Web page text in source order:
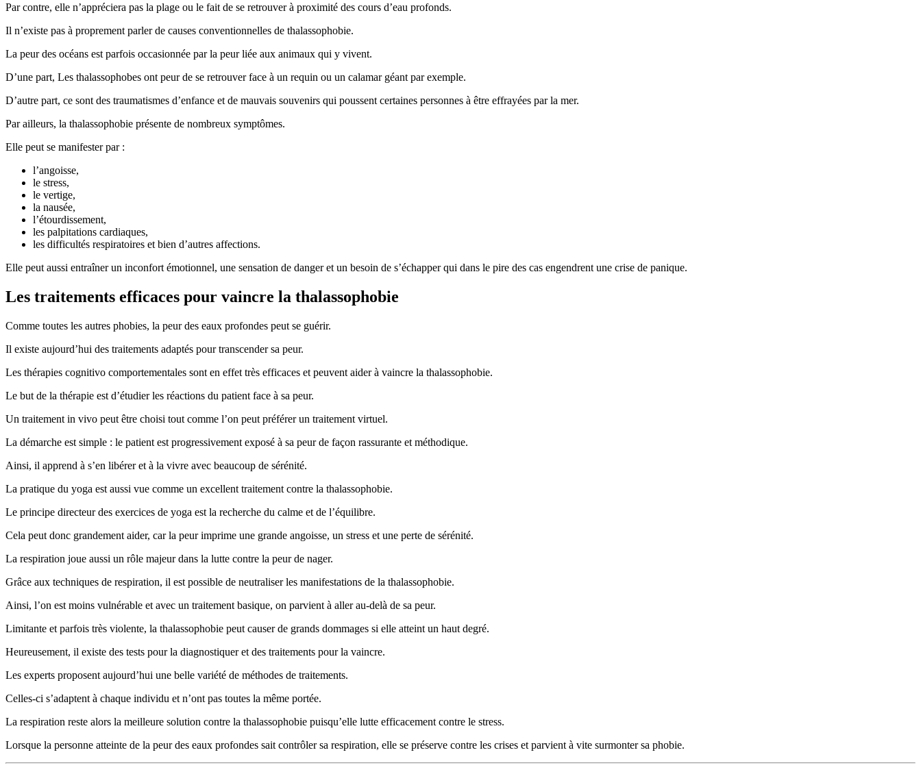
Par contre, elle n’appréciera pas la plage ou le fait de se retrouver à proximité des cours d’eau profonds.
Il n’existe pas à proprement parler de causes conventionnelles de thalassophobie.
La peur des océans est parfois occasionnée par la peur liée aux animaux qui y vivent.
D’une part, Les thalassophobes ont peur de se retrouver face à un requin ou un calamar géant par exemple.
D’autre part, ce sont des traumatismes d’enfance et de mauvais souvenirs qui poussent certaines personnes à être effrayées par la mer.
Par ailleurs, la thalassophobie présente de nombreux symptômes.
Elle peut se manifester par :
l’angoisse,
le stress,
le vertige,
la nausée,
l’étourdissement,
les palpitations cardiaques,
les difficultés respiratoires et bien d’autres affections.
Elle peut aussi entraîner un inconfort émotionnel, une sensation de danger et un besoin de s’échapper qui dans le pire des cas engendrent une crise de panique.
Les traitements efficaces pour vaincre la thalassophobie
Comme toutes les autres phobies, la peur des eaux profondes peut se guérir.
Il existe aujourd’hui des traitements adaptés pour transcender sa peur.
Les thérapies cognitivo comportementales sont en effet très efficaces et peuvent aider à vaincre la thalassophobie.
Le but de la thérapie est d’étudier les réactions du patient face à sa peur.
Un traitement in vivo peut être choisi tout comme l’on peut préférer un traitement virtuel.
La démarche est simple : le patient est progressivement exposé à sa peur de façon rassurante et méthodique.
Ainsi, il apprend à s’en libérer et à la vivre avec beaucoup de sérénité.
La pratique du yoga est aussi vue comme un excellent traitement contre la thalassophobie.
Le principe directeur des exercices de yoga est la recherche du calme et de l’équilibre.
Cela peut donc grandement aider, car la peur imprime une grande angoisse, un stress et une perte de sérénité.
La respiration joue aussi un rôle majeur dans la lutte contre la peur de nager.
Grâce aux techniques de respiration, il est possible de neutraliser les manifestations de la thalassophobie.
Ainsi, l’on est moins vulnérable et avec un traitement basique, on parvient à aller au-delà de sa peur.
Limitante et parfois très violente, la thalassophobie peut causer de grands dommages si elle atteint un haut degré.
Heureusement, il existe des tests pour la diagnostiquer et des traitements pour la vaincre.
Les experts proposent aujourd’hui une belle variété de méthodes de traitements.
Celles-ci s’adaptent à chaque individu et n’ont pas toutes la même portée.
La respiration reste alors la meilleure solution contre la thalassophobie puisqu’elle lutte efficacement contre le stress.
Lorsque la personne atteinte de la peur des eaux profondes sait contrôler sa respiration, elle se préserve contre les crises et parvient à vite surmonter sa phobie.